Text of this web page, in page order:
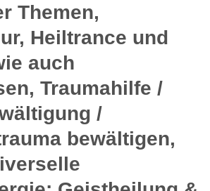
Themen,
Heiltrance und
auch
Traumahilfe /
/
bewältigen,